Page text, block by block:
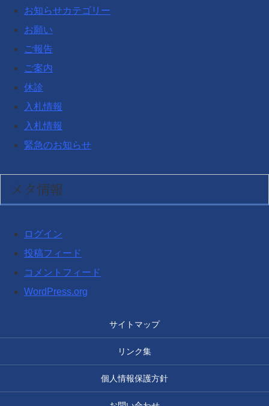
お知らせカテゴリー
お願い
ご報告
ご案内
休診
入札情報
入札情報
緊急のお知らせ
メタ情報
ログイン
投稿フィード
コメントフィード
WordPress.org
サイトマップ
リンク集
個人情報保護方針